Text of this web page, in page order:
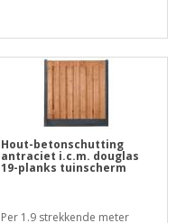
Hout-betonschutting
antraciet i.c.m. douglas
19-planks tuinscherm
Per 1.9 strekkende meter